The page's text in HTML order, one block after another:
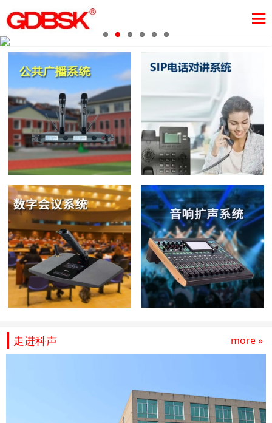
走进科声 more »